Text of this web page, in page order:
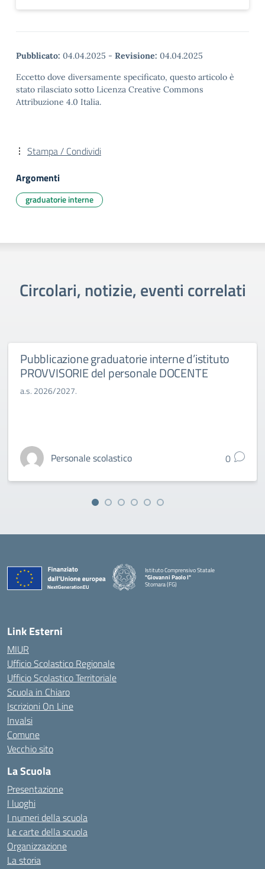
Pubblicato: 04.04.2025 - Revisione: 04.04.2025
Eccetto dove diversamente specificato, questo articolo è
stato rilasciato sotto Licenza Creative Commons
Attribuzione 4.0 Italia.
Stampa / Condividi
Argomenti
graduatorie interne
Circolari, notizie, eventi correlati
Pubblicazione graduatorie interne d’istituto
PROVVISORIE del personale DOCENTE
a.s. 2026/2027.
Personale scolastico 0
Istituto Comprensivo Statale
"Giovanni Paolo I"
Stornara (FG)
Link Esterni
MIUR
Ufficio Scolastico Regionale
Ufficio Scolastico Territoriale
Scuola in Chiaro
Iscrizioni On Line
Invalsi
Comune
Vecchio sito
La Scuola
Presentazione
I luoghi
I numeri della scuola
Le carte della scuola
Organizzazione
La storia